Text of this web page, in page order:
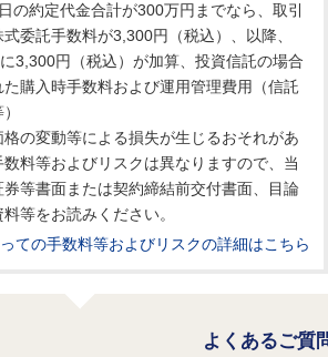
の約定代金合計が300万円までなら、取引
委託手数料が3,300円（税込）、以降、
3,300円（税込）が加算、投資信託の場合
購入時手数料および運用管理費用（信託
の変動等による損失が生じるおそれがあ
料等およびリスクは異なりますので、当
等書面または契約締結前交付書面、目論
等をお読みください。
ての手数料等およびリスクの詳細はこちら
よくあるご質